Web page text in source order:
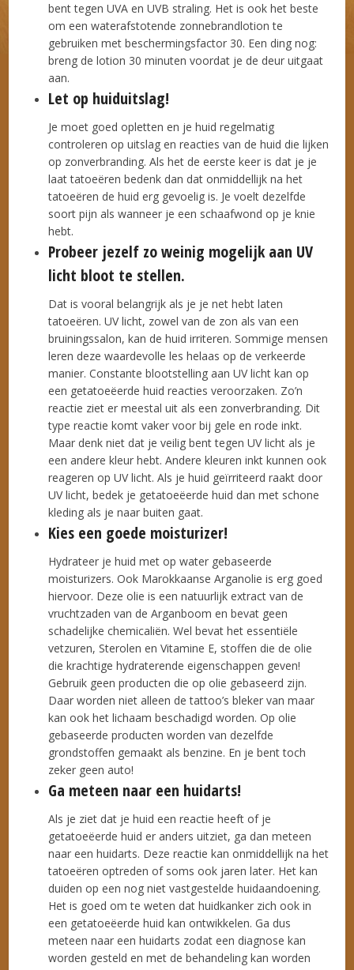
bent tegen UVA en UVB straling. Het is ook het beste
om een waterafstotende zonnebrandlotion te
gebruiken met beschermingsfactor 30. Een ding nog:
breng de lotion 30 minuten voordat je de deur uitgaat
aan.
Let op huiduitslag!
Je moet goed opletten en je huid regelmatig
controleren op uitslag en reacties van de huid die lijken
op zonverbranding. Als het de eerste keer is dat je je
laat tatoeëren bedenk dan dat onmiddellijk na het
tatoeëren de huid erg gevoelig is. Je voelt dezelfde
soort pijn als wanneer je een schaafwond op je knie
hebt.
Probeer jezelf zo weinig mogelijk aan UV
licht bloot te stellen.
Dat is vooral belangrijk als je je net hebt laten
tatoeëren. UV licht, zowel van de zon als van een
bruiningssalon, kan de huid irriteren. Sommige mensen
leren deze waardevolle les helaas op de verkeerde
manier. Constante blootstelling aan UV licht kan op
een getatoeëerde huid reacties veroorzaken. Zo’n
reactie ziet er meestal uit als een zonverbranding. Dit
type reactie komt vaker voor bij gele en rode inkt.
Maar denk niet dat je veilig bent tegen UV licht als je
een andere kleur hebt. Andere kleuren inkt kunnen ook
reageren op UV licht. Als je huid geïrriteerd raakt door
UV licht, bedek je getatoeëerde huid dan met schone
kleding als je naar buiten gaat.
Kies een goede moisturizer!
Hydrateer je huid met op water gebaseerde
moisturizers. Ook Marokkaanse Arganolie is erg goed
hiervoor. Deze olie is een natuurlijk extract van de
vruchtzaden van de Arganboom en bevat geen
schadelijke chemicaliën. Wel bevat het essentiële
vetzuren, Sterolen en Vitamine E, stoffen die de olie
die krachtige hydraterende eigenschappen geven!
Gebruik geen producten die op olie gebaseerd zijn.
Daar worden niet alleen de tattoo’s bleker van maar
kan ook het lichaam beschadigd worden. Op olie
gebaseerde producten worden van dezelfde
grondstoffen gemaakt als benzine. En je bent toch
zeker geen auto!
Ga meteen naar een huidarts!
Als je ziet dat je huid een reactie heeft of je
getatoeëerde huid er anders uitziet, ga dan meteen
naar een huidarts. Deze reactie kan onmiddellijk na het
tatoeëren optreden of soms ook jaren later. Het kan
duiden op een nog niet vastgestelde huidaandoening.
Het is goed om te weten dat huidkanker zich ook in
een getatoeëerde huid kan ontwikkelen. Ga dus
meteen naar een huidarts zodat een diagnose kan
worden gesteld en met de behandeling kan worden